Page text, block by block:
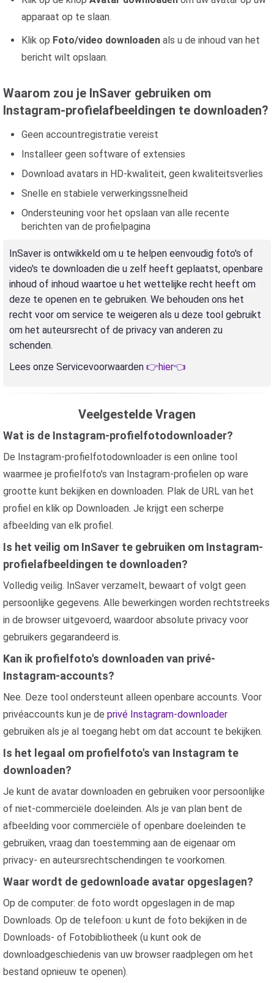
apparaat op te slaan.
Klik op Foto/video downloaden als u de inhoud van het
bericht wilt opslaan.
Waarom zou je InSaver gebruiken om
Instagram-profielafbeeldingen te downloaden?
Geen accountregistratie vereist
Installeer geen software of extensies
Download avatars in HD-kwaliteit, geen kwaliteitsverlies
Snelle en stabiele verwerkingssnelheid
Ondersteuning voor het opslaan van alle recente
berichten van de profielpagina
InSaver is ontwikkeld om u te helpen eenvoudig foto's of
video's te downloaden die u zelf heeft geplaatst, openbare
inhoud of inhoud waartoe u het wettelijke recht heeft om
deze te openen en te gebruiken. We behouden ons het
recht voor om service te weigeren als u deze tool gebruikt
om het auteursrecht of de privacy van anderen zu
schenden.
Lees onze Servicevoorwaarden 👉hier👈
Veelgestelde Vragen
Wat is de Instagram-profielfotodownloader?
De Instagram-profielfotodownloader is een online tool
waarmee je profielfoto's van Instagram-profielen op ware
grootte kunt bekijken en downloaden. Plak de URL van het
profiel en klik op Downloaden. Je krijgt een scherpe
afbeelding van elk profiel.
Is het veilig om InSaver te gebruiken om Instagram-
profielafbeeldingen te downloaden?
Volledig veilig. InSaver verzamelt, bewaart of volgt geen
persoonlijke gegevens. Alle bewerkingen worden rechtstreeks
in de browser uitgevoerd, waardoor absolute privacy voor
gebruikers gegarandeerd is.
Kan ik profielfoto's downloaden van privé-
Instagram-accounts?
Nee. Deze tool ondersteunt alleen openbare accounts. Voor
privéaccounts kun je de privé Instagram-downloader
gebruiken als je al toegang hebt om dat account te bekijken.
Is het legaal om profielfoto's van Instagram te
downloaden?
Je kunt de avatar downloaden en gebruiken voor persoonlijke
of niet-commerciële doeleinden. Als je van plan bent de
afbeelding voor commerciële of openbare doeleinden te
gebruiken, vraag dan toestemming aan de eigenaar om
privacy- en auteursrechtschendingen te voorkomen.
Waar wordt de gedownloade avatar opgeslagen?
Op de computer: de foto wordt opgeslagen in de map
Downloads. Op de telefoon: u kunt de foto bekijken in de
Downloads- of Fotobibliotheek (u kunt ook de
downloadgeschiedenis van uw browser raadplegen om het
bestand opnieuw te openen).